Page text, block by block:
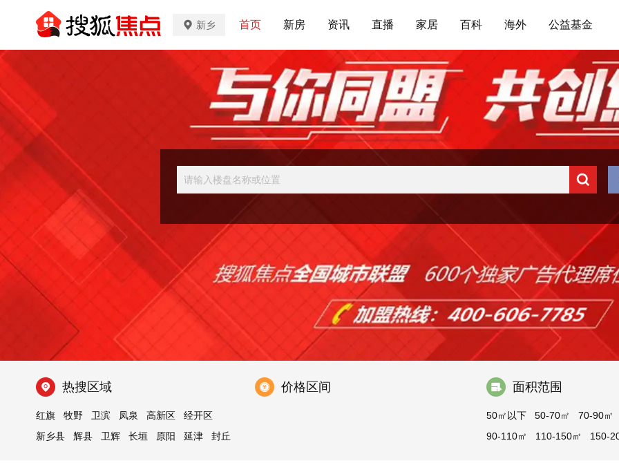
新乡 首页 新房 资讯 直播 家居 百科 海外 公益基金
热搜区域
红旗 牧野 卫滨 凤泉 高新区
经开区
新乡县
辉县 卫辉 长垣 原阳 延津
封丘
价格区间 面积范围
50㎡以下 50-70㎡
70-90㎡
90-110㎡
110-150㎡
150-